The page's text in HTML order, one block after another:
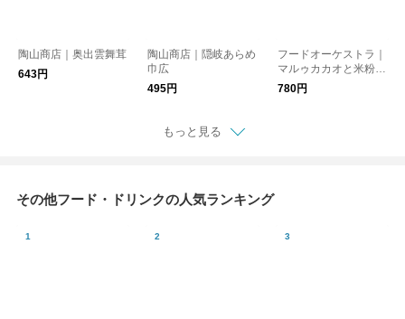
陶山商店｜奥出雲舞茸
643円
陶山商店｜隠岐あらめ
巾広
495円
フードオーケストラ｜
マルゥカカオと米粉の
ホットケーキミックス
780円
もっと見る
その他フード・ドリンクの人気ランキング